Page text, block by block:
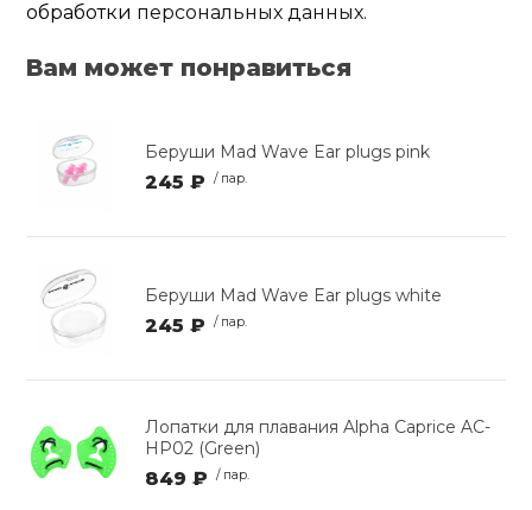
обработки персональных данных.
Вам может понравиться
Беруши Mad Wave Ear plugs pink
245 ₽ / пар.
Беруши Mad Wave Ear plugs white
245 ₽ / пар.
Лопатки для плавания Alpha Caprice AC-
HP02 (Green)
849 ₽ / пар.